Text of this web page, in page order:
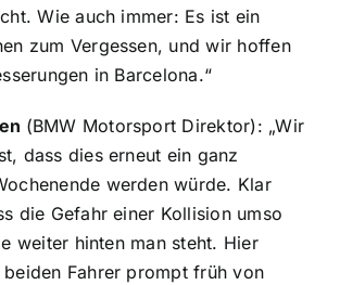
Wie auch immer: Es ist ein
zum Vergessen, und wir hoffen
in Barcelona.“
(BMW Motorsport Direktor): „Wir
dass dies erneut ein ganz
werden würde. Klar
die Gefahr einer Kollision umso
weiter hinten man steht. Hier
beiden Fahrer prompt früh von